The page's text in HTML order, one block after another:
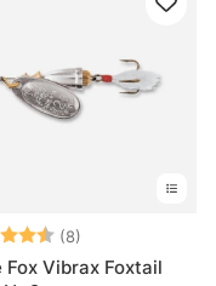
(8)
Fox Vibrax Foxtail